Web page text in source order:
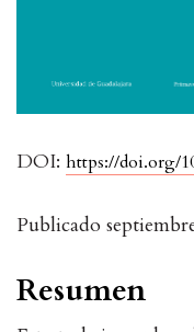
DOI: https://doi.org/
Publicado
Resumen